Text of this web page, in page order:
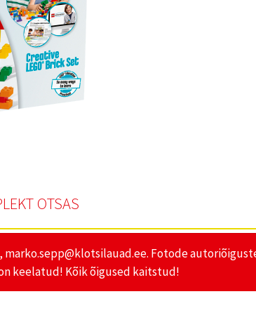
OTSAS
marko.sepp@klotsilauad.ee. Fotode
keelatud! Kõik õigused kaitstud!